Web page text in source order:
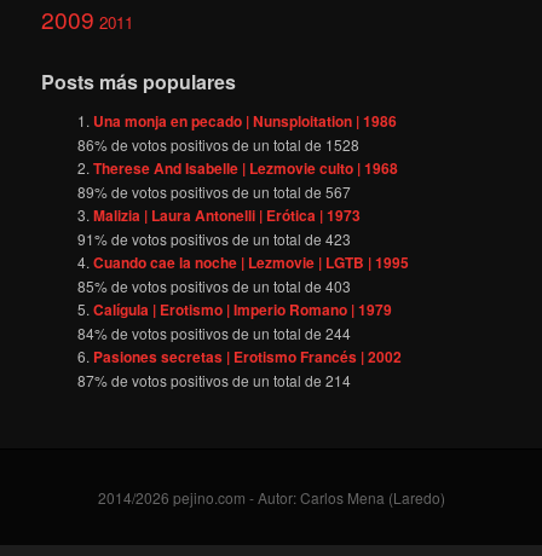
2009 2011
Posts más populares
Una monja en pecado | Nunsploitation | 1986
86% de votos positivos de un total de 1528
Therese And Isabelle | Lezmovie culto | 1968
89% de votos positivos de un total de567
Malizia | Laura Antonelli | Erótica | 1973
91% de votos positivos de un total de423
Cuando cae la noche | Lezmovie | LGTB | 1995
85% de votos positivos de un total de403
Calígula | Erotismo | Imperio Romano | 1979
84% de votos positivos de un total de244
Pasiones secretas | Erotismo Francés | 2002
87% de votos positivos de un total de214
2014/2026 pejino.com - Autor: Carlos Mena (Laredo)